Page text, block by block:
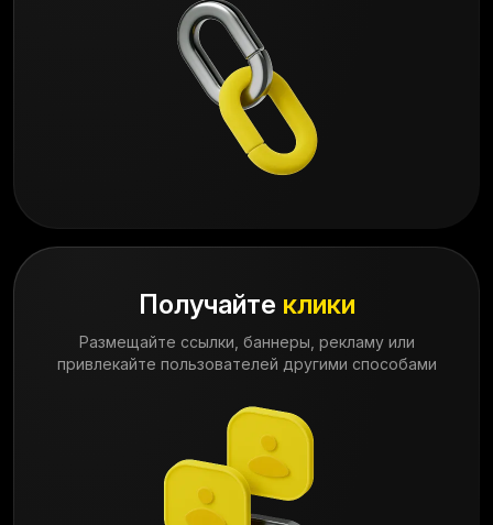
Получайте клики
Размещайте ссылки, баннеры, рекламу или
привлекайте пользователей другими способами